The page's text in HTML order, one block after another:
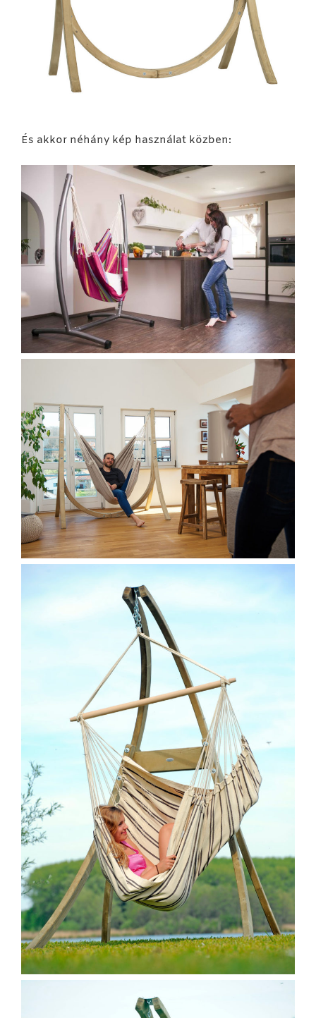
És akkor néhány kép használat közben: